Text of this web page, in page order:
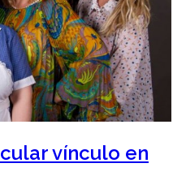
vínculo en